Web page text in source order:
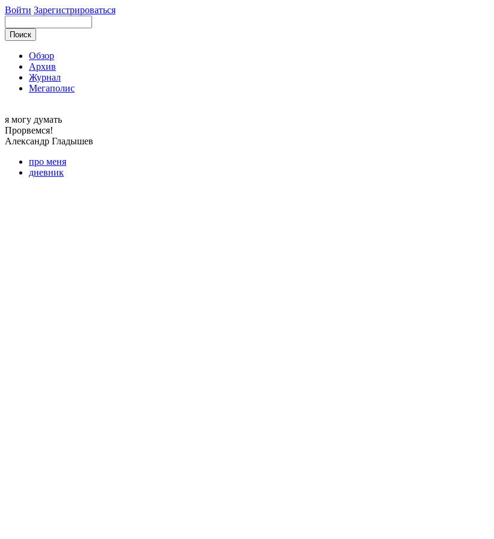
Войти Зарегистрироваться
Обзор
Архив
Журнал
Мегаполис
я могу думать
Прорвемся!
Александр Гладышев
про меня
дневник